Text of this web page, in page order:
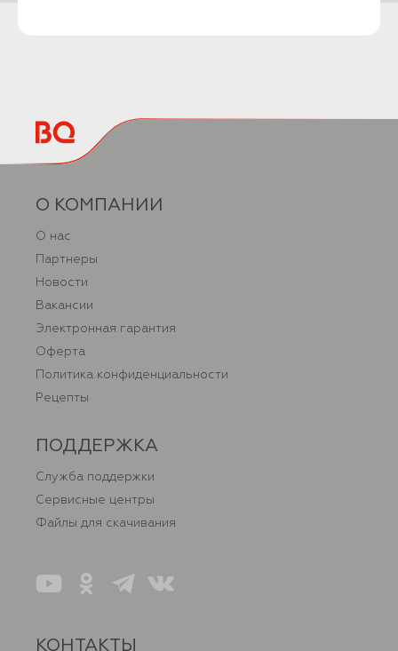
О КОМПАНИИ
О нас
Партнеры
Новости
Вакансии
Электронная гарантия
Оферта
Политика конфиденциальности
Рецепты
ПОДДЕРЖКА
Служба поддержки
Сервисные центры
Файлы для скачивания
КОНТАКТЫ